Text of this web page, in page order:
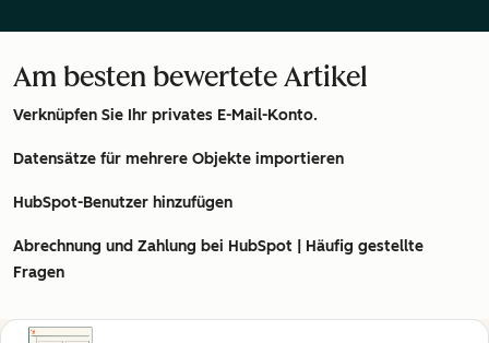
Am besten bewertete Artikel
Verknüpfen Sie Ihr privates E-Mail-Konto.
Datensätze für mehrere Objekte importieren
HubSpot-Benutzer hinzufügen
Abrechnung und Zahlung bei HubSpot | Häufig gestellte
Fragen